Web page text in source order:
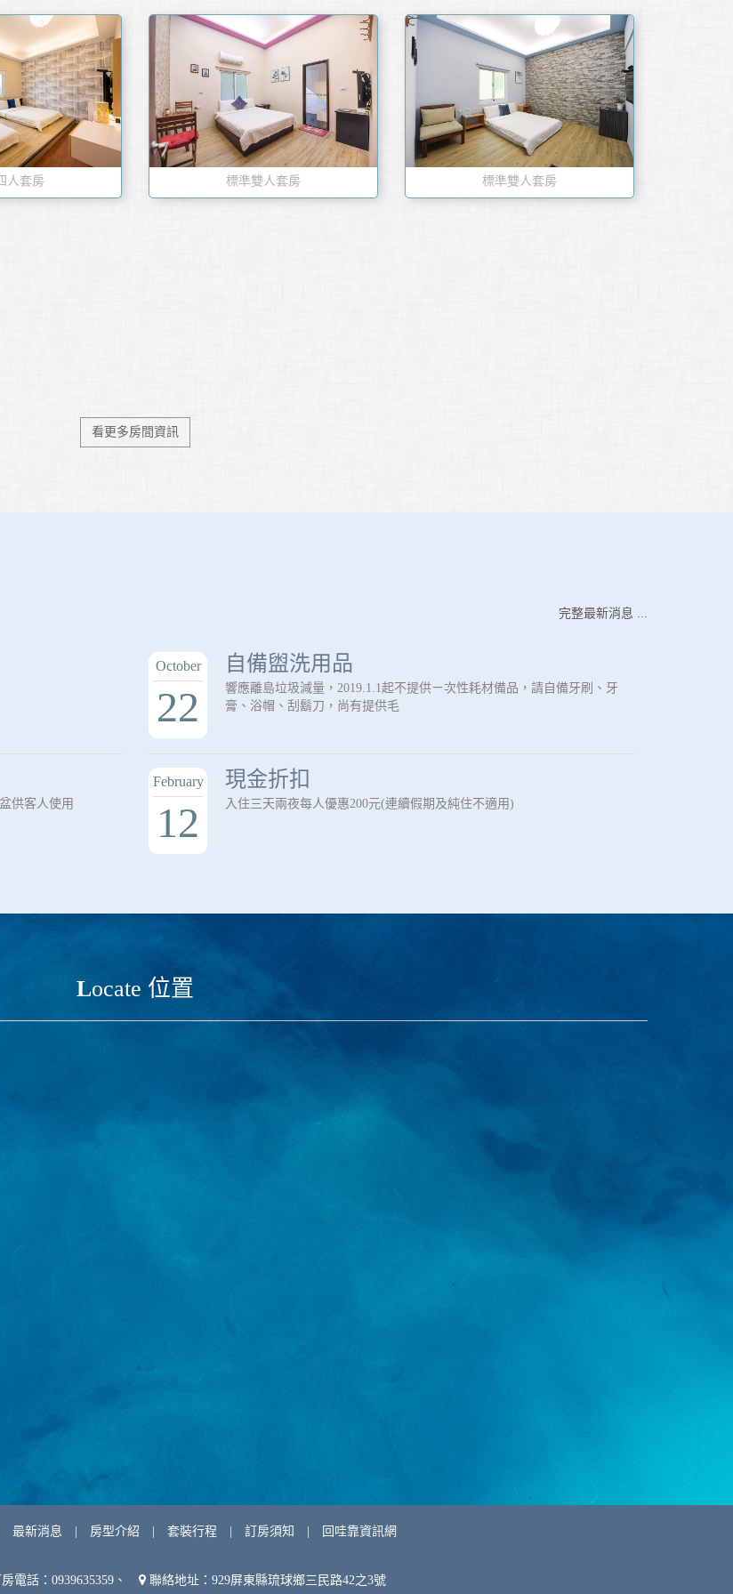
人套房 標準雙人套房 標準雙人套房
看更多房間資訊
完整最新消息 ...
供客人使用
October
22
自備盥洗用品
響應離島垃圾減量，2019.1.1起不提供ㄧ次性耗材備品，請自備牙刷、牙
膏、浴帽、刮鬍刀，尚有提供毛
February
12
現金折扣
入住三天兩夜每人優惠200元(連續假期及純住不適用)
Locate 位置
最新消息 房型介紹 套裝行程 訂房須知 回哇靠資訊網
電話：0939635359、 聯絡地址：929屏東縣琉球鄉三民路42之3號